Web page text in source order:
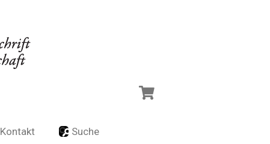
Kontakt Suche